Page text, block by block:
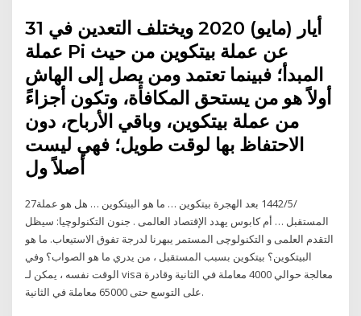
31 أيار (مايو) 2020 ويختلف التعدين في
عملة Pi عن عملة بيتكوين من حيث
المبدأ؛ فبينما تعتمد ومن يصل إلى الهاش
أولاً هو من يستحق المكافأة، وتكون أجزاءً
من عملة بيتكوين، وباقي الأرباح، دون
الاحتفاظ بها لوقت طويل؛ فهي ليست
أصلاً ول
27‏‏/5‏‏/1442 بعد الهجرة بيتكوين … ما هو البيتكوين … هل هو عملة
المستقبل … أم كابوس يهدد الإقتصاد العالمى . جنون التكنولوچيا: سيظل
التقدم العلمى و التكنولوچى المستمر يبهرنا لدرجة تفوق الاستيعاب. ما هو
البيتكوين؟ بيتكوين بسبب المستقبل ، من يدري ما هو الصواب؟ وفي
الوقت نفسه ، يمكن لـ visa معالجة حوالي 4000 معاملة في الثانية وقادرة
على التوسع حتى 65000 معاملة في الثانية.